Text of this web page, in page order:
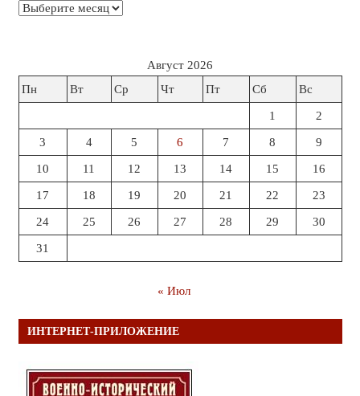
Архивы
Август 2026
Пн
Вт Ср Чт Пт Сб Вс
1 2
3 4 5 6 7 8 9
10 11 12 13 14 15 16
17 18 19 20 21 22 23
24 25 26 27 28 29 30
31
« Июл
ИНТЕРНЕТ-ПРИЛОЖЕНИЕ